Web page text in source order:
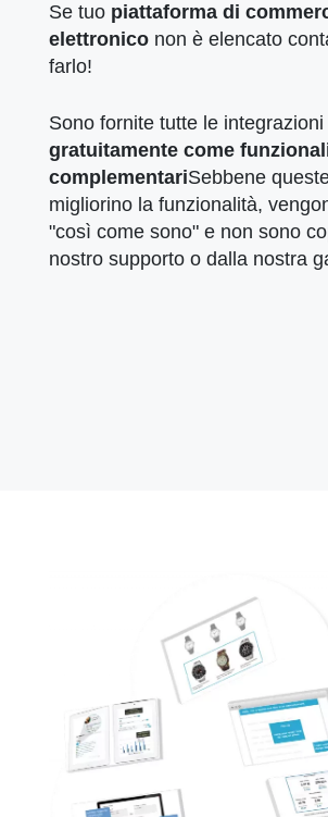
Se tuo piattaforma di
elettronico non è elencato
farlo!
Sono fornite tutte le integrazioni
gratuitamente come
complementariSebbene
migliorino la funzionalità,
"così come sono" e non sono
nostro supporto o dalla nostra